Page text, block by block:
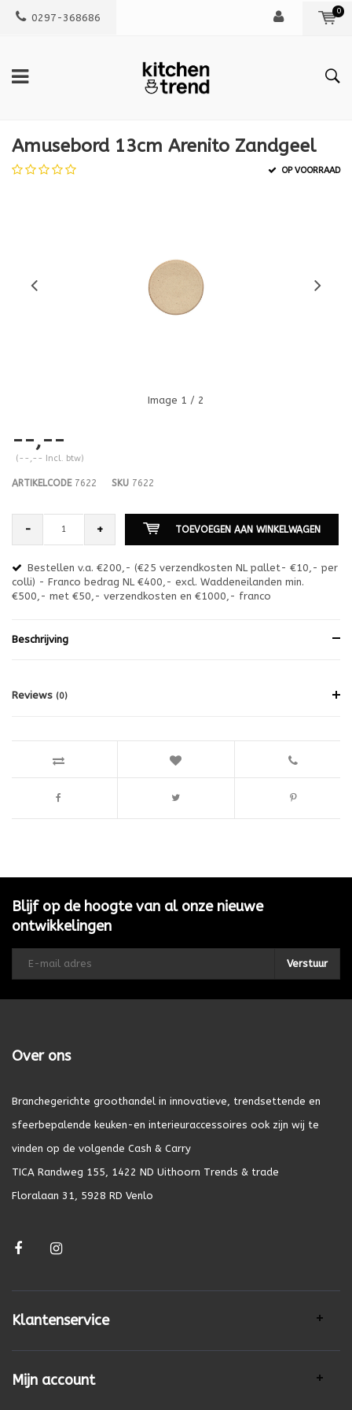
0297-368686
0
Amusebord 13cm Arenito Zandgeel
OP VOORRAAD
Image 1 / 2
--,--
(--,-- Incl. btw)
ARTIKELCODE7622 SKU 7622
- + TOEVOEGEN AAN WINKELWAGEN
Bestellen v.a. €200,- (€25 verzendkosten NL pallet- €10,- per
colli) - Franco bedrag NL €400,- excl. Waddeneilanden min.
€500,- met €50,- verzendkosten en €1000,- franco
Beschrijving
Reviews (0)
Blijf op de hoogte van al onze nieuwe
ontwikkelingen
Verstuur
Over ons
Branchegerichte groothandel in innovatieve, trendsettende en
sfeerbepalende keuken-en interieuraccessoires ook zijn wij te
vinden op de volgende Cash & Carry
TICA Randweg 155, 1422 ND Uithoorn Trends & trade
Floralaan 31, 5928 RD Venlo
Klantenservice
Mijn account